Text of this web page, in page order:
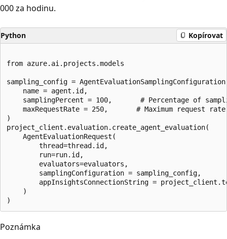
000 za hodinu.
Python Kopírovat
from azure.ai.projects.models
sampling_config =
    name = agent.id,
samplingPercent = 100,       # Percentage of
maxRequestRate = 250,       # Maximum request
)
project_client.evaluation.create_agent_evaluation(
    AgentEvaluationRequest(
        thread=thread.id,
        run=run.id,
        evaluators=evaluators,
        samplingConfiguration = sampling_config,
appInsightsConnectionString =
    )
Poznámka